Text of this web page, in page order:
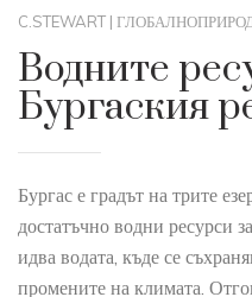
C.STEWART | ГЛОБАЛНО
Водните
Бургаския
Бургас е градът на трите
достатъчно водни ресурси
идва водата, къде се
промените на климата.